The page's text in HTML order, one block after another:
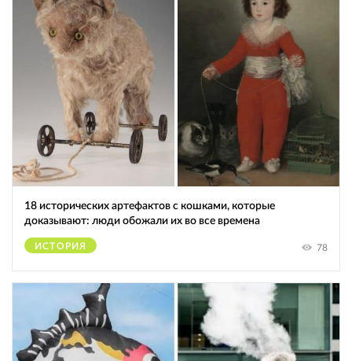
18 исторических артефактов с кошками, которые
доказывают: люди обожали их во все времена
ИСТОРИЯ 78